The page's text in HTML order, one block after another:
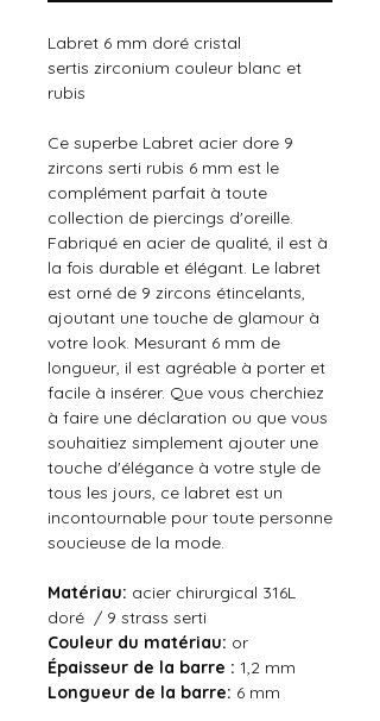
Labret 6 mm doré cristal
sertis zirconium couleur blanc et
rubis
Ce superbe Labret acier dore 9
zircons serti rubis 6 mm est le
complément parfait à toute
collection de piercings d'oreille.
Fabriqué en acier de qualité, il est à
la fois durable et élégant. Le labret
est orné de 9 zircons étincelants,
ajoutant une touche de glamour à
votre look. Mesurant 6 mm de
longueur, il est agréable à porter et
facile à insérer. Que vous cherchiez
à faire une déclaration ou que vous
souhaitiez simplement ajouter une
touche d'élégance à votre style de
tous les jours, ce labret est un
incontournable pour toute personne
soucieuse de la mode.
Matériau: acier chirurgical 316L
doré / 9 strass serti
Couleur du matériau: or
Épaisseur de la barre : 1,2 mm
Longueur de la barre: 6 mm